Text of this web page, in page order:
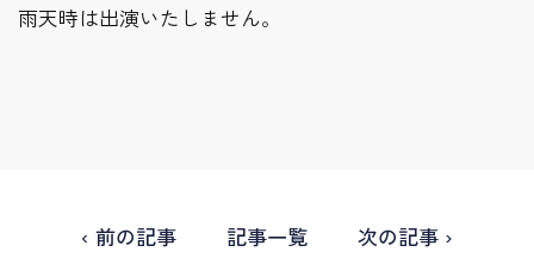
雨天時は出演いたしません。
‹ 前の記事 記事一覧 次の記事 ›